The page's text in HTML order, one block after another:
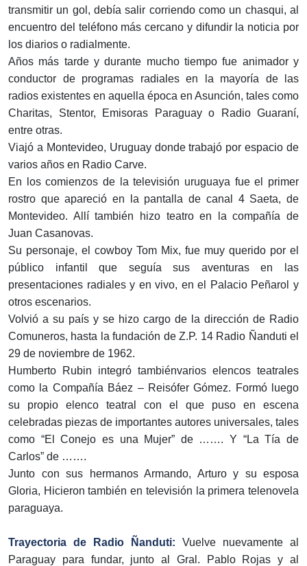
transmitir un gol, debía salir corriendo como un chasqui, al
encuentro del teléfono más cercano y difundir la noticia por
los diarios o radialmente.
Años más tarde y durante mucho tiempo fue animador y
conductor de programas radiales en la mayoría de las
radios existentes en aquella época en Asunción, tales como
Charitas, Stentor, Emisoras Paraguay o Radio Guaraní,
entre otras.
Viajó a Montevideo, Uruguay donde trabajó por espacio de
varios años en Radio Carve.
En los comienzos de la televisión uruguaya fue el primer
rostro que apareció en la pantalla de canal 4 Saeta, de
Montevideo. Allí también hizo teatro en la compañía de
Juan Casanovas.
Su personaje, el cowboy Tom Mix, fue muy querido por el
público infantil que seguía sus aventuras en las
presentaciones radiales y en vivo, en el Palacio Peñarol y
otros escenarios.
Volvió a su país y se hizo cargo de la dirección de Radio
Comuneros, hasta la fundación de Z.P. 14 Radio Ñanduti el
29 de noviembre de 1962.
Humberto Rubin integró tambiénvarios elencos teatrales
como la Compañía Báez – Reisófer Gómez. Formó luego
su propio elenco teatral con el que puso en escena
celebradas piezas de importantes autores universales, tales
como “El Conejo es una Mujer” de ……. Y “La Tía de
Carlos” de …….
Junto con sus hermanos Armando, Arturo y su esposa
Gloria, Hicieron también en televisión la primera telenovela
paraguaya.
Trayectoria de Radio Ñanduti: Vuelve nuevamente al
Paraguay para fundar, junto al Gral. Pablo Rojas y al